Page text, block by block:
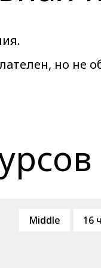
но не
Middle 16